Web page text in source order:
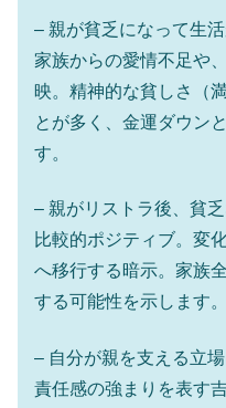
– 親が貧乏になって生
家族からの愛情不足や
映。精神的な貧しさ（
とが多く、金運ダウン
す。
– 親がリストラ後、貧
比較的ポジティブ。変
へ移行する暗示。家族
する可能性を示します。
– 自分が親を支える立
責任感の強まりを表す